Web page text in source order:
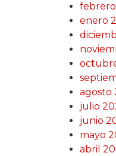
enero
agosto
julio
junio
mayo
abril